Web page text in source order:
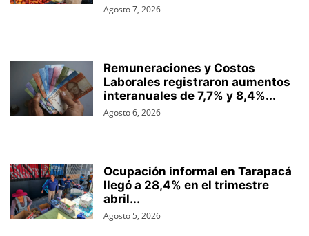
Agosto 7, 2026
Remuneraciones y Costos
Laborales registraron aumentos
interanuales de 7,7% y 8,4%...
Agosto 6, 2026
Ocupación informal en Tarapacá
llegó a 28,4% en el trimestre
abril...
Agosto 5, 2026